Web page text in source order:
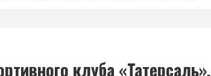
клуба «Татерсаль».